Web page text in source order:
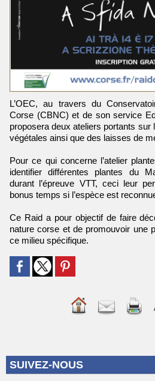
L’OEC, au travers du Conservatoire Botanique National de
Corse (CBNC) et de son service
proposera deux ateliers portants
végétales ainsi que des laisses de
Pour ce qui concerne l’atelier
identifier différentes plantes du
durant l’épreuve VTT, ceci leur
bonus temps si l’espèce est
Ce Raid a pour objectif de faire
nature corse et de promouvoir une
ce milieu spécifique.
SUIVEZ-NOUS